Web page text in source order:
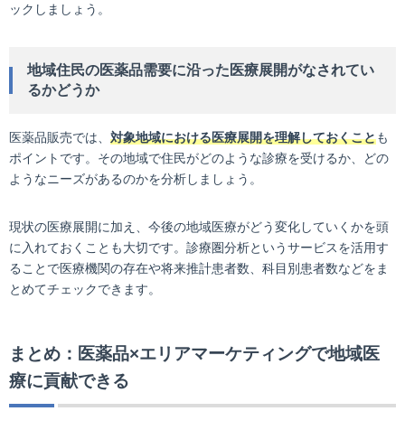
ックしましょう。
地域住民の医薬品需要に沿った医療展開がなされてい
るかどうか
医薬品販売では、 対象地域における医療展開を理解しておくことも
ポイントです。その地域で住民がどのような診療を受けるか、どの
ようなニーズがあるのかを分析しましょう。
現状の医療展開に加え、今後の地域医療がどう変化していくかを頭
に入れておくことも大切です。診療圏分析というサービスを活用す
ることで医療機関の存在や将来推計患者数、科目別患者数などをま
とめてチェックできます。
まとめ：医薬品×エリアマーケティングで地域医
療に貢献できる